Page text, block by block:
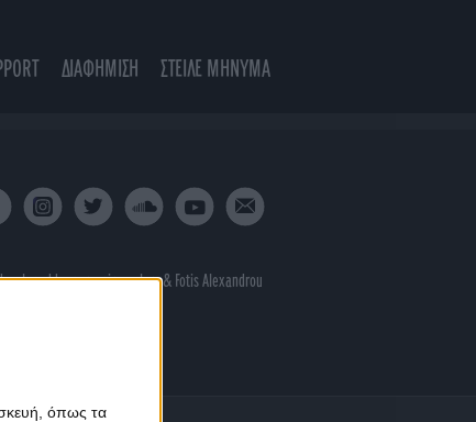
όπως τα
ΔΙΑΦΗΜΙΣΗ ΣΤΕΙΛΕ ΜΗΝΥΜΑ
byporcupine colors& Fotis Alexandrou